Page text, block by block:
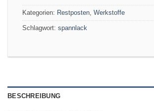
Kategorien: Restposten, Werkstoffe
Schlagwort: spannlack
BESCHREIBUNG